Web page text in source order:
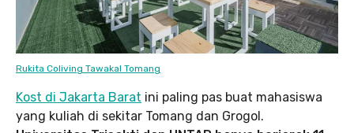
Rukita Coliving Tawakal Tomang
Kost di Jakarta Barat ini paling pas buat mahasiswa
yang kuliah di sekitar Tomang dan Grogol.